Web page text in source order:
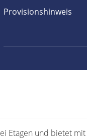
Provisionshinweis
Etagen und bietet